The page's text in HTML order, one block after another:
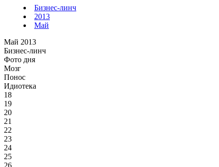
Бизнес-линч
2013
Май
Май 2013
Бизнес-линч
Фото дня
Мозг
Понос
Идиотека
18
19
20
21
22
23
24
25
26